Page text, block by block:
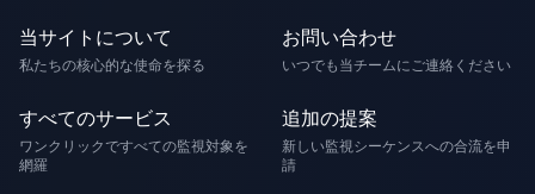
当サイトについて
私たちの核心的な使命を探る
お問い合わせ
いつでも当チームにご連絡ください
すべてのサービス
ワンクリックですべての監視対象を
網羅
追加の提案
新しい監視シーケンスへの合流を申
請